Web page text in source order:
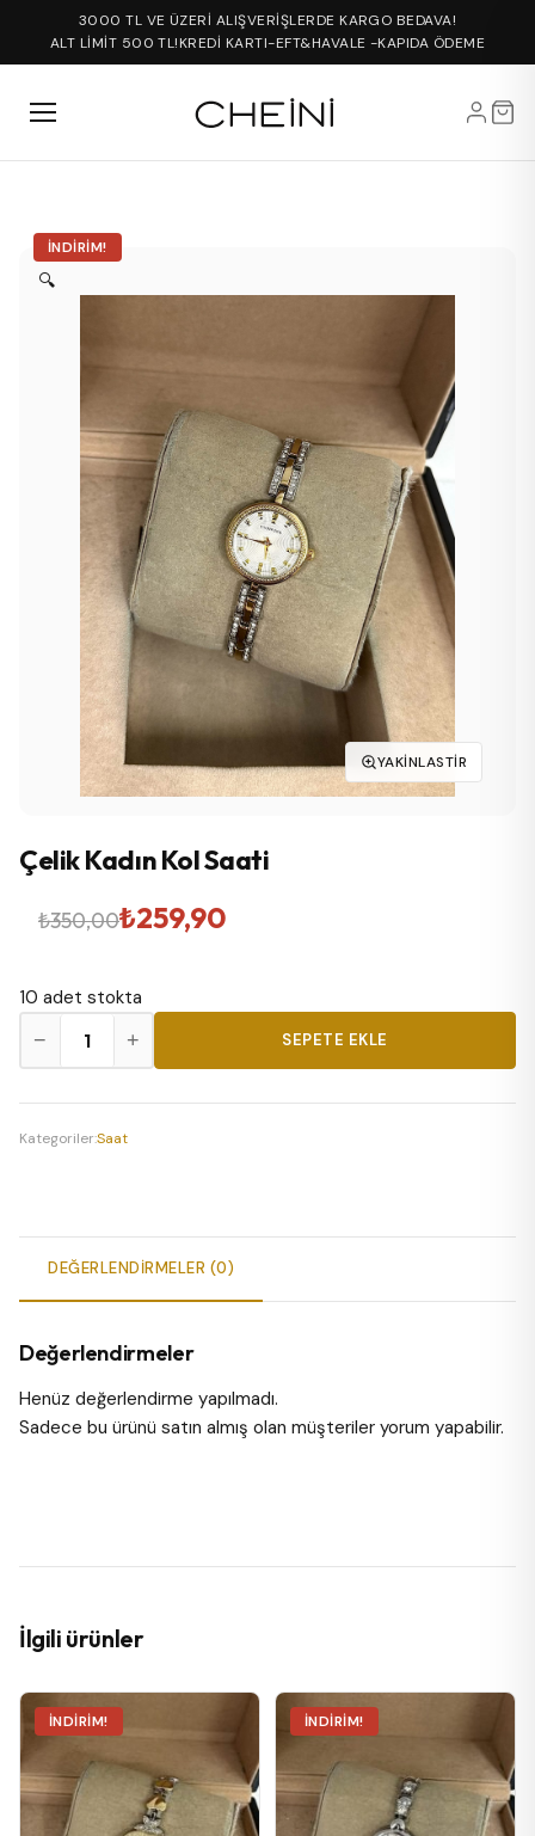
3000 TL VE ÜZERİ ALIŞVERİŞLERDE KARGO BEDAVA!
ALT LİMİT 500 TL!KREDİ KARTI-EFT&HAVALE -KAPIDA ÖDEME
İNDIRIM!
🔍
YAKINLASTIR
Çelik Kadın Kol Saati
₺350,00
Orijinal
₺350,00.
₺259,90
Şu
fiyat:
₺259,90.
10 adet stokta
Kadın
Kol
− + SEPETE EKLE
Kategoriler:Saat
DEĞERLENDIRMELER (0)
Değerlendirmeler
Henüz değerlendirme yapılmadı.
Sadece bu ürünü satın almış olan müşteriler yorum yapabilir.
İlgili ürünler
İNDIRIM! İNDIRIM!